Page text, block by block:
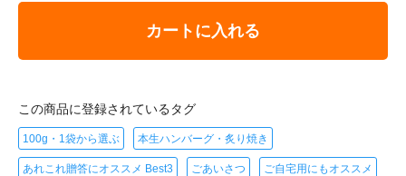
カートに入れる
この商品に登録されているタグ
100g・1袋から選ぶ 本生ハンバーグ・炙り焼き
あれこれ贈答にオススメ Best3 ごあいさつ ご自宅用にもオススメ